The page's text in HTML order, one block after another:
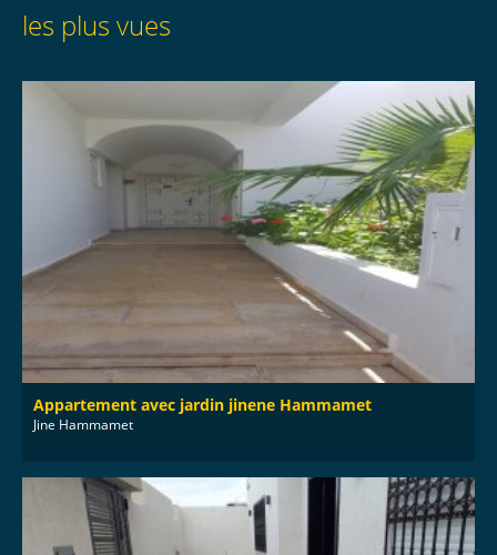
les plus vues
Appartement avec jardin jinene Hammamet
Jine Hammamet